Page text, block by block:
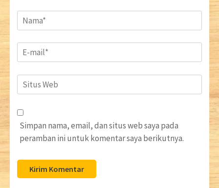
Name*
Email*
Situs
Web
Simpan nama, email, dan situs web saya pada
peramban ini untuk komentar saya berikutnya.